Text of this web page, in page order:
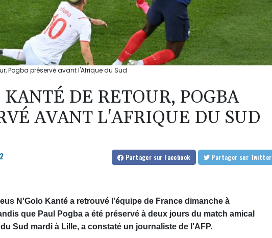
Pogba préservé avant l'Afrique du Sud
DE RETOUR, POGBA
AVANT L'AFRIQUE DU SUD
Partager sur Facebook Partager sur Twitter
N'Golo Kanté a retrouvé l'équipe de France dimanche à
que Paul Pogba a été préservé à deux jours du match amical
Sud mardi à Lille, a constaté un journaliste de l'AFP.